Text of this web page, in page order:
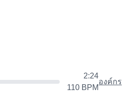
2:24
110 BPM
องค์กร